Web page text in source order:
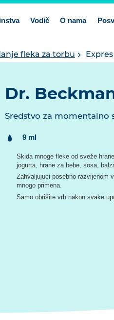
Vodič O nama
fleka za torbu
Dr.
Sredstvo za momentalno
Sadrzaj:
9 ml
Skida mnoge fleke od sveže
jogurta, hrane za bebe, sosa,
Zahvaljujući posebno razvijenom
mnogo primena.
Samo obrišite vrh nakon svake